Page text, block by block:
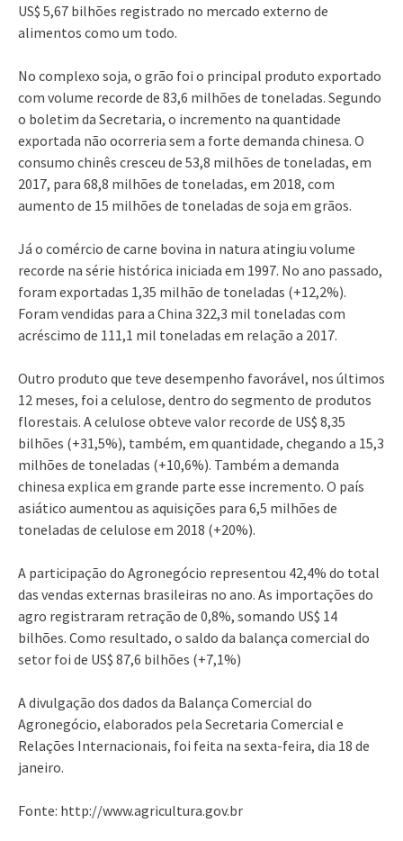
US$ 5,67 bilhões registrado no mercado externo de
alimentos como um todo.
No complexo soja, o grão foi o principal produto exportado
com volume recorde de 83,6 milhões de toneladas. Segundo
o boletim da Secretaria, o incremento na quantidade
exportada não ocorreria sem a forte demanda chinesa. O
consumo chinês cresceu de 53,8 milhões de toneladas, em
2017, para 68,8 milhões de toneladas, em 2018, com
aumento de 15 milhões de toneladas de soja em grãos.
Já o comércio de carne bovina in natura atingiu volume
recorde na série histórica iniciada em 1997. No ano passado,
foram exportadas 1,35 milhão de toneladas (+12,2%).
Foram vendidas para a China 322,3 mil toneladas com
acréscimo de 111,1 mil toneladas em relação a 2017.
Outro produto que teve desempenho favorável, nos últimos
12 meses, foi a celulose, dentro do segmento de produtos
florestais. A celulose obteve valor recorde de US$ 8,35
bilhões (+31,5%), também, em quantidade, chegando a 15,3
milhões de toneladas (+10,6%). Também a demanda
chinesa explica em grande parte esse incremento. O país
asiático aumentou as aquisições para 6,5 milhões de
toneladas de celulose em 2018 (+20%).
A participação do Agronegócio representou 42,4% do total
das vendas externas brasileiras no ano. As importações do
agro registraram retração de 0,8%, somando US$ 14
bilhões. Como resultado, o saldo da balança comercial do
setor foi de US$ 87,6 bilhões (+7,1%)
A divulgação dos dados da Balança Comercial do
Agronegócio, elaborados pela Secretaria Comercial e
Relações Internacionais, foi feita na sexta-feira, dia 18 de
janeiro.
Fonte: http://www.agricultura.gov.br